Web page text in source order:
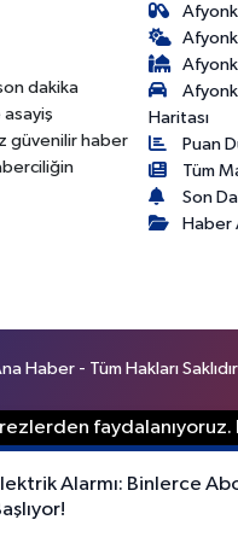
dakika
güvenilir haber
Haritası
Puan
Tüm
Son
Haber
- Tüm Hakları
faydalanıyoruz.
Alarmı: Binlerce